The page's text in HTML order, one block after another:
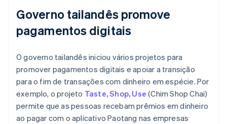
Governo tailandês promove
pagamentos digitais
O governo tailandês iniciou vários projetos para
promover pagamentos digitais e apoiar a transição
para o fim de transações com dinheiro em espécie. Por
exemplo, o projeto Taste, Shop, Use (Chim Shop Chai)
permite que as pessoas recebam prêmios em dinheiro
ao pagar com o aplicativo Paotang nas empresas